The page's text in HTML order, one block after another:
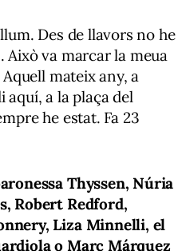
Des de llavors no he
va marcar la meua
mateix any, a
aquí, a la plaça del
he estat. Fa 23
Thyssen, Núria
Robert Redford,
Liza Minnelli, el
o Marc Márquez